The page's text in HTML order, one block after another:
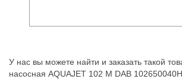
У нас вы можете найти и заказать такой
насосная AQUAJET 102 M DAB